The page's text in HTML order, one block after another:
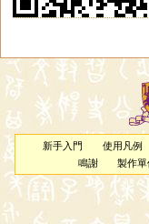
新手入門 使用凡例
鳴謝
製作單